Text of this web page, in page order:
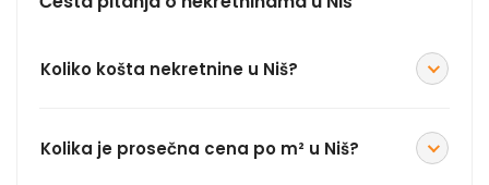
Koliko košta nekretnine u Niš?
Kolika je prosečna cena po m² u Niš?